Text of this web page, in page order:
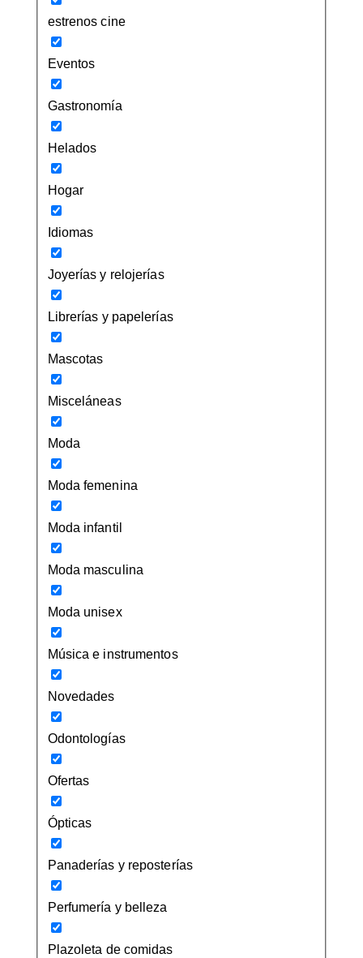
estrenos cine
Eventos
Gastronomía
Helados
Hogar
Idiomas
Joyerías y relojerías
Librerías y papelerías
Mascotas
Misceláneas
Moda
Moda femenina
Moda infantil
Moda masculina
Moda unisex
Música e instrumentos
Novedades
Odontologías
Ofertas
Ópticas
Panaderías y reposterías
Perfumería y belleza
Plazoleta de comidas